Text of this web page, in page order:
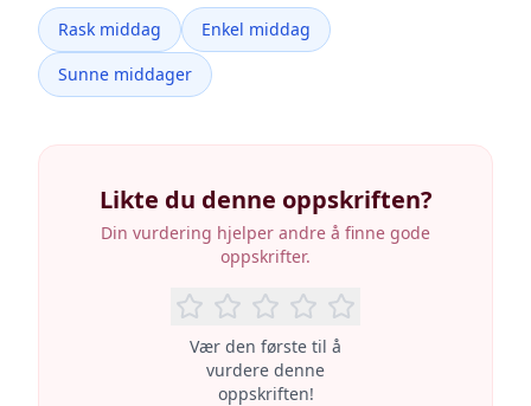
Rask middag
Enkel middag
Sunne middager
Likte du denne oppskriften?
Din vurdering hjelper andre å finne gode
oppskrifter.
Vær den første til å
vurdere denne
oppskriften!